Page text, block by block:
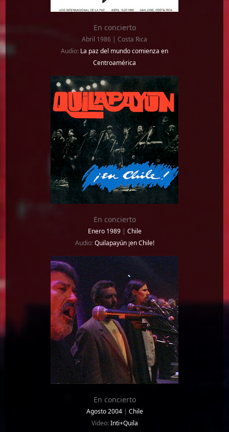
En concierto
Abril 1986 | Costa Rica
Audio:La paz del mundo comienza en
Centroamérica
En concierto
Enero 1989|Chile
Audio:Quilapayún ¡en Chile!
En concierto
Agosto 2004 | Chile
Video:Inti+Quila